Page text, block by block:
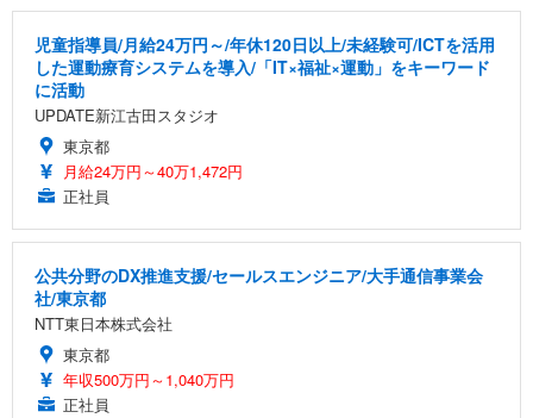
児童指導員/月給24万円～/年休120日以上/未経験可/ICTを活用
した運動療育システムを導入/「IT×福祉×運動」をキーワード
に活動
UPDATE新江古田スタジオ
東京都
月給24万円～40万1,472円
正社員
公共分野のDX推進支援/セールスエンジニア/大手通信事業会
社/東京都
NTT東日本株式会社
東京都
年収500万円～1,040万円
正社員